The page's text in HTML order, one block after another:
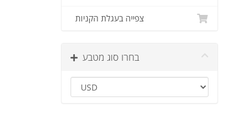
צפייה בעגלת הקניות
בחרו סוג מטבע